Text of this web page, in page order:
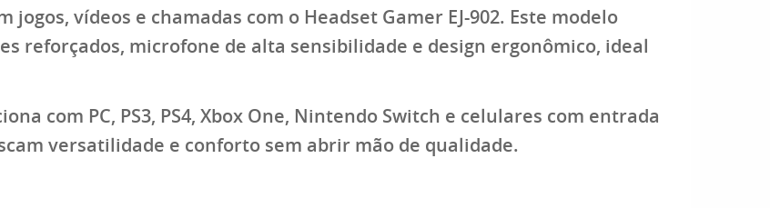
vídeos e chamadas com o Headset Gamer EJ-902. Este modelo
reforçados, microfone de alta sensibilidade e design ergonômico, ideal
com PC, PS3, PS4, Xbox One, Nintendo Switch e celulares com entrada
versatilidade e conforto sem abrir mão de qualidade.